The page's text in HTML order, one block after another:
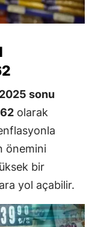
2025 sonu
olarak
önemini
bir
yol açabilir.